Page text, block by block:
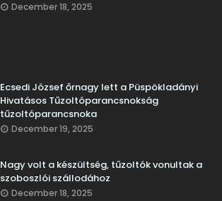
December 18, 2025
Ecsedi József őrnagy lett a Püspökladányi
Hivatásos Tűzoltóparancsnokság
tűzoltóparancsnoka
December 19, 2025
Nagy volt a készültség, tűzoltók vonultak a
szoboszlói szállodához
December 18, 2025